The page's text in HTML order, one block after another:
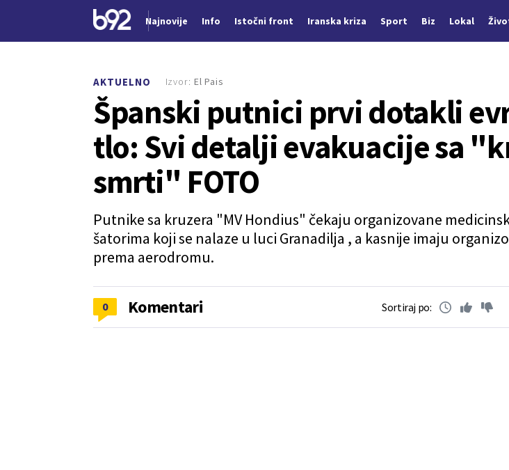
Najnovije Info Istočni front Iranska kriza Sport Biz Lokal
AKTUELNO
Španski putnici prvi dotakli
tlo: Svi detalji evakuacije sa
smrti" FOTO
Putnike sa kruzera "MV Hondius" čekaju organizovane
šatorima koji se nalaze u luci Granadilja , a kasnije imaju
prema aerodromu.
Izvor: El Pais
0 Komentari Sortiraj po: